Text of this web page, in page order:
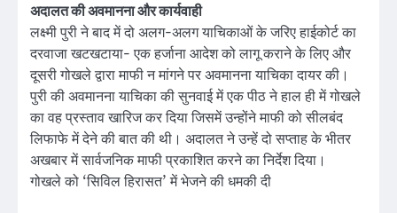
अदालत की अवमानना और कार्यवाही
लक्ष्मी पुरी ने बाद में दो अलग-अलग याचिकाओं के जरिए हाईकोर्ट का
दरवाजा खटखटाया- एक हर्जाना आदेश को लागू कराने के लिए और
दूसरी गोखले द्वारा माफी न मांगने पर अवमानना याचिका दायर की।
पुरी की अवमानना याचिका की सुनवाई में एक पीठ ने हाल ही में गोखले
का वह प्रस्ताव खारिज कर दिया जिसमें उन्होंने माफी को सीलबंद
लिफाफे में देने की बात की थी। अदालत ने उन्हें दो सप्ताह के भीतर
अखबार में सार्वजनिक माफी प्रकाशित करने का निर्देश दिया।
गोखले को ‘सिविल हिरासत’ में भेजने की धमकी दी